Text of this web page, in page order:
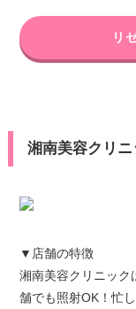
リ
湘南美容クリ
▼店舗の特徴
湘南美容クリニック
舗でも照射OK！忙